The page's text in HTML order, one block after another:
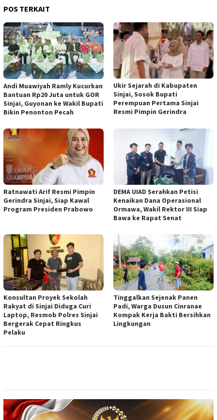
POS TERKAIT
Andi Muawiyah Ramly Kucurkan
Bantuan Rp20 Juta untuk GOR
Sinjai, Guyonan ke Wakil Bupati
Bikin Penonton Pecah
Ukir Sejarah di Kabupaten
Sinjai, Sosok Bupati
Perempuan Pertama Sinjai
Resmi Pimpin Gerindra
Ratnawati Arif Resmi Pimpin
Gerindra Sinjai, Siap Kawal
Program Presiden Prabowo
DEMA UIAD Serahkan Petisi
Kenaikan Dana Operasional
Ormawa, Wakil Rektor III Siap
Bawa ke Rapat Senat
Konsultan Proyek Sekolah
Rakyat di Sinjai Diduga Curi
Laptop, Resmob Polres Sinjai
Bergerak Cepat Ringkus
Pelaku
Tinggalkan Sejenak Panen
Padi, Warga Dusun Cinranae
Kompak Kerja Bakti Bersihkan
Lingkungan